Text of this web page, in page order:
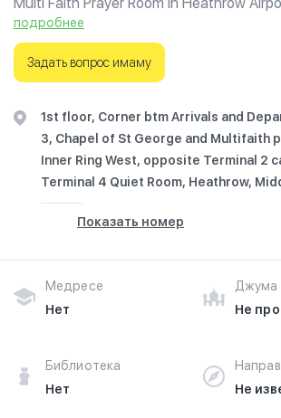
Hillingdon).
Ознакомьтесь с отзывами
Airport (Heathrow, Hillingdon) в г.Лондон
начинается здесь.
подробнее
Задать вопрос имаму
1st floor, Corner btm Arrivals and
3, Chapel of St George and Multifaith
Inner Ring West, opposite Terminal 2
Terminal 4 Quiet Room, Heathrow,
Показать номер
Медресе
Нет
Джума
Не
Библиотека
Нет
Не